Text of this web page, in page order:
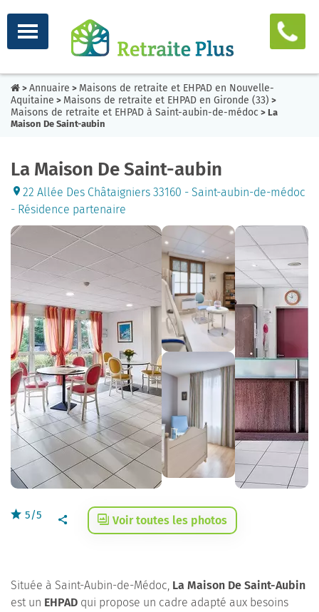
> Annuaire > Maisons de retraite et EHPAD en Nouvelle-
Aquitaine > Maisons de retraite et EHPAD en Gironde (33) >
Maisons de retraite et EHPAD à Saint-aubin-de-médoc > La
Maison De Saint-aubin
La Maison De Saint-aubin
22 Allée Des Châtaigniers 33160 - Saint-aubin-de-médoc
- Résidence partenaire
5/5 Voir toutes les photos
Située à Saint-Aubin-de-Médoc, La Maison De Saint-Aubin
est un EHPAD qui propose un cadre adapté aux besoins